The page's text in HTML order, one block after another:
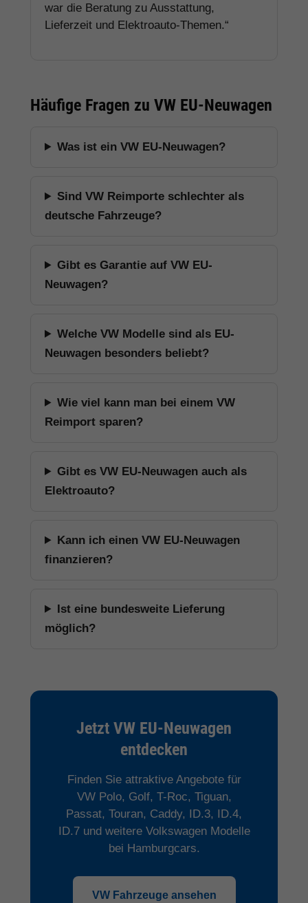
war die Beratung zu Ausstattung,
Lieferzeit und Elektroauto-Themen.“
Häufige Fragen zu VW EU-Neuwagen
Was ist ein VW EU-Neuwagen?
Sind VW Reimporte schlechter als
deutsche Fahrzeuge?
Gibt es Garantie auf VW EU-
Neuwagen?
Welche VW Modelle sind als EU-
Neuwagen besonders beliebt?
Wie viel kann man bei einem VW
Reimport sparen?
Gibt es VW EU-Neuwagen auch als
Elektroauto?
Kann ich einen VW EU-Neuwagen
finanzieren?
Ist eine bundesweite Lieferung
möglich?
Jetzt VW EU-Neuwagen
entdecken
Finden Sie attraktive Angebote für
VW Polo, Golf, T-Roc, Tiguan,
Passat, Touran, Caddy, ID.3, ID.4,
ID.7 und weitere Volkswagen Modelle
bei Hamburgcars.
VW Fahrzeuge ansehen